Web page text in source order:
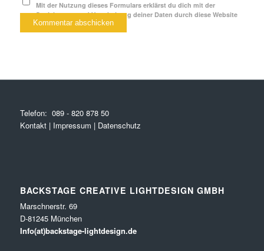
Mit der Nutzung dieses Formulars erklärst du dich mit der
Speicherung und Verarbeitung deiner Daten durch diese Website
einverstanden.*
Telefon: 089 - 820 878 50
Kontakt| Impressum | Datenschutz
BACKSTAGE CREATIVE LIGHTDESIGN GMBH
Marschnerstr. 69
D-81245 München
Info(at)backstage-lightdesign.de